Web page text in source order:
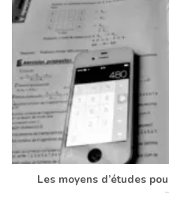
Les moyens d’études